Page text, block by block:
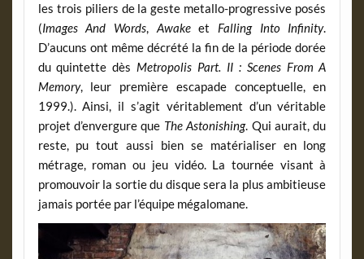
les trois piliers de la geste metallo-progressive posés
(Images And Words, Awakeet Falling Into Infinity.
D’aucuns ont même décrété la fin de la période dorée
du quintette dès Metropolis Part. II : Scenes From A
Memory, leur première escapade conceptuelle, en
1999.). Ainsi, il s’agit véritablement d’un véritable
projet d’envergure que The Astonishing. Qui aurait, du
reste, pu tout aussi bien se matérialiser en long
métrage, roman ou jeu vidéo. La tournée visant à
promouvoir la sortie du disque sera la plus ambitieuse
jamais portée par l’équipe mégalomane.